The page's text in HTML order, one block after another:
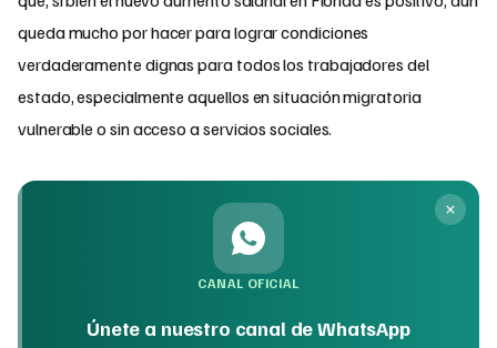
queda mucho por hacer para lograr condiciones
verdaderamente dignas para todos los trabajadores del
estado, especialmente aquellos en situación migratoria
vulnerable o sin acceso a servicios sociales.
CANAL OFICIAL
Únete a nuestro canal de WhatsApp